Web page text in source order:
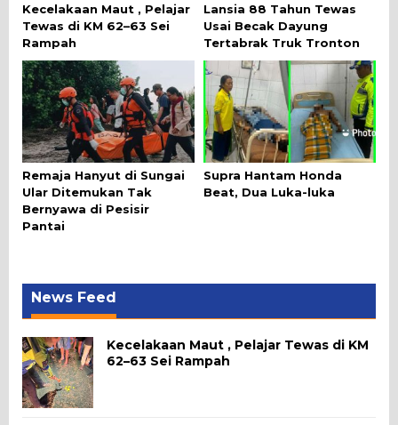
Kecelakaan Maut , Pelajar
Tewas di KM 62–63 Sei
Rampah
Lansia 88 Tahun Tewas
Usai Becak Dayung
Tertabrak Truk Tronton
Remaja Hanyut di Sungai
Ular Ditemukan Tak
Bernyawa di Pesisir
Pantai
Supra Hantam Honda
Beat, Dua Luka-luka
News Feed
Kecelakaan Maut , Pelajar Tewas di KM
62–63 Sei Rampah